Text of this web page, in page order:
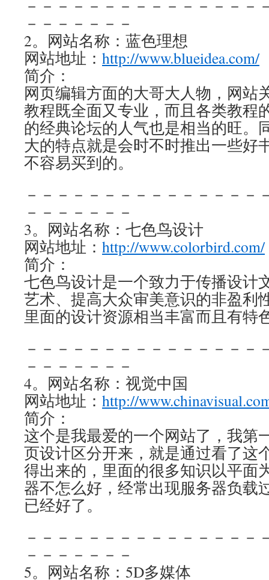
－－－－－－－－－－－－－－－
－－－－－－－
2。网站名称：蓝色理想
网站地址： http://www.blueidea.com/
简介：
网页编辑方面的大哥大人物，网站
教程既全面又专业，而且各类教程
的经典论坛的人气也是相当的旺。
大的特点就是会时不时推出一些好
不容易买到的。
－－－－－－－－－－－－－－－
－－－－－－－
3。网站名称：七色鸟设计
网站地址： http://www.colorbird.com/
简介：
七色鸟设计是一个致力于传播设计
艺术、提高大众审美意识的非盈利
里面的设计资源相当丰富而且有特
－－－－－－－－－－－－－－－
－－－－－－－
4。网站名称：视觉中国
网站地址： http://
简介：
这个是我最爱的一个网站了，我第
页设计区分开来，就是通过看了这
得出来的，里面的很多知识以平面
器不怎么好，经常出现服务器负载
已经好了。
－－－－－－－－－－－－－－－
－－－－－－－
5。网站名称：5D多媒体